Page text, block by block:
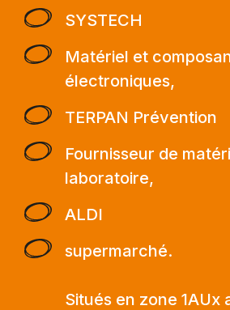
SYSTECH
Matériel et
électroniques,
TERPAN Prévention
Fournisseur de
laboratoire,
ALDI
supermarché.
Situés en zone 1AUx